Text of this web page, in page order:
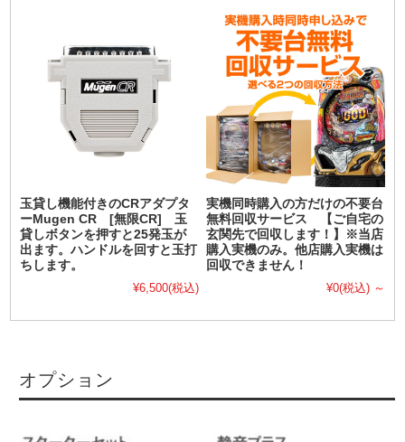
玉貸し機能付きのCRアダプタ
ーMugen CR [無限CR] 玉
貸しボタンを押すと25発玉が
出ます。ハンドルを回すと玉打
ちします。
¥6,500(税込)
実機同時購入の方だけの不要台
無料回収サービス 【ご自宅の
玄関先で回収します！】※当店
購入実機のみ。他店購入実機は
回収できません！
¥0(税込) ～
オプション